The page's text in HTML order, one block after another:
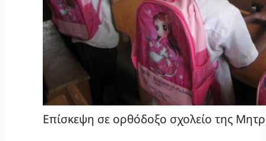
Επίσκεψη σε ορθόδοξο σχολείο της